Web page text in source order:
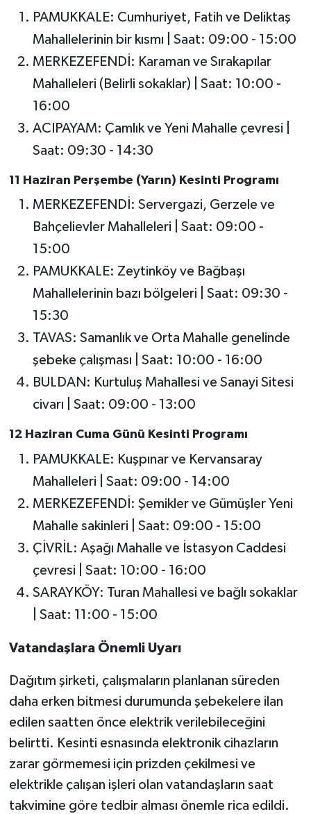
PAMUKKALE: Cumhuriyet, Fatih ve Deliktaş
Mahallelerinin bir kısmı | Saat: 09:00 - 15:00
MERKEZEFENDİ: Karaman ve Sırakapılar
Mahalleleri (Belirli sokaklar) | Saat: 10:00 -
16:00
ACIPAYAM: Çamlık ve Yeni Mahalle çevresi |
Saat: 09:30 - 14:30
11 Haziran Perşembe (Yarın) Kesinti Programı
MERKEZEFENDİ: Servergazi, Gerzele ve
Bahçelievler Mahalleleri | Saat: 09:00 -
15:00
PAMUKKALE: Zeytinköy ve Bağbaşı
Mahallelerinin bazı bölgeleri | Saat: 09:30 -
15:30
TAVAS: Samanlık ve Orta Mahalle genelinde
şebeke çalışması | Saat: 10:00 - 16:00
BULDAN: Kurtuluş Mahallesi ve Sanayi Sitesi
civarı | Saat: 09:00 - 13:00
12 Haziran Cuma Günü Kesinti Programı
PAMUKKALE: Kuşpınar ve Kervansaray
Mahalleleri | Saat: 09:00 - 14:00
MERKEZEFENDİ: Şemikler ve Gümüşler Yeni
Mahalle sakinleri | Saat: 09:00 - 15:00
ÇİVRİL: Aşağı Mahalle ve İstasyon Caddesi
çevresi | Saat: 10:00 - 16:00
SARAYKÖY: Turan Mahallesi ve bağlı sokaklar
| Saat: 11:00 - 15:00
Vatandaşlara Önemli Uyarı
Dağıtım şirketi, çalışmaların planlanan süreden
daha erken bitmesi durumunda şebekelere ilan
edilen saatten önce elektrik verilebileceğini
belirtti. Kesinti esnasında elektronik cihazların
zarar görmemesi için prizden çekilmesi ve
elektrikle çalışan işleri olan vatandaşların saat
takvimine göre tedbir alması önemle rica edildi.